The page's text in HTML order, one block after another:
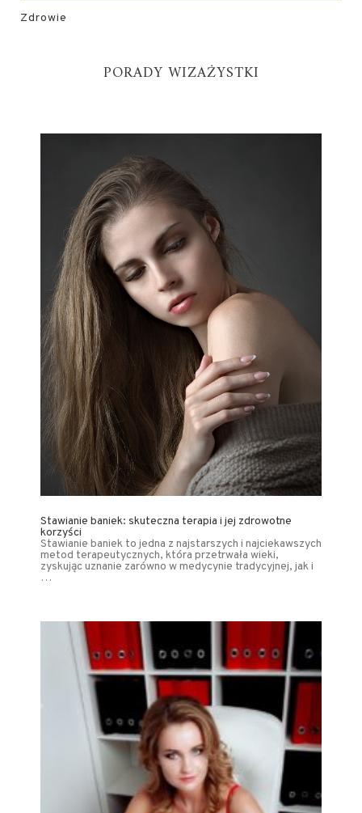
Zdrowie
PORADY WIZAŻYSTKI
Stawianie baniek: skuteczna terapia i jej zdrowotne
korzyści
Stawianie baniek to jedna z najstarszych i najciekawszych
metod terapeutycznych, która przetrwała wieki,
zyskując uznanie zarówno w medycynie tradycyjnej, jak i
…